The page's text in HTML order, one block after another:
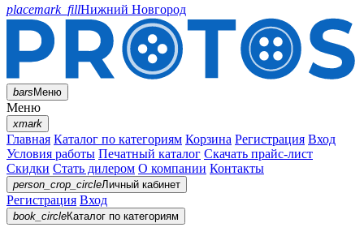
placemark_fillНижний Новгород
barsМеню
Меню
xmark
Главная Каталог по категориям Корзина Регистрация Вход
Условия работы Печатный каталог Скачать прайс-лист
Скидки Стать дилером О компании Контакты
person_crop_circleЛичный кабинет
Регистрация Вход
book_circleКаталог по категориям